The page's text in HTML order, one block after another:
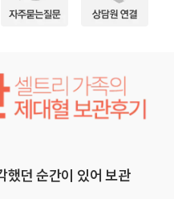
사랑하는 우리 아이